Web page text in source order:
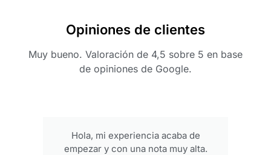
Opiniones de clientes
Muy bueno. Valoración de 4,5 sobre 5 en base
de opiniones de Google.
Hola, mi experiencia acaba de
empezar y con una nota muy alta.